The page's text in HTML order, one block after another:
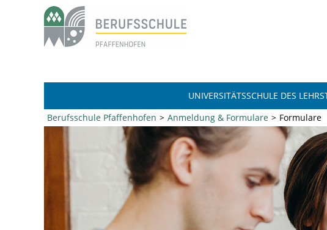
UNIVERSITÄTSSCHULE DES
Berufsschule Pfaffenhofen
Anmeldung & Formulare Formulare